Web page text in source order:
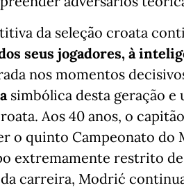
da seleção croata
seus jogadores, à
nos momentos
simbólica desta geração e
Aos 40 anos, o
o quinto Campeonato
extremamente restrito
da carreira, Modrić